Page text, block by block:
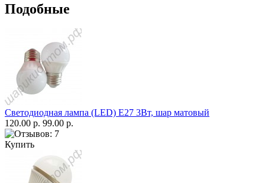
Подобные
Светодиодная лампа (LED) Е27 3Вт, шар матовый
120.00 р. 99.00 р.
Купить